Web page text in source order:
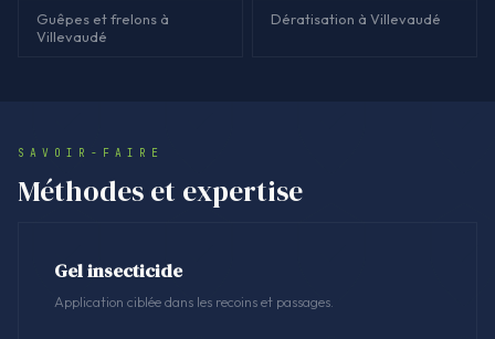
Guêpes et frelons à
Villevaudé
Dératisation à Villevaudé
SAVOIR-FAIRE
Méthodes et expertise
Gel insecticide
Application ciblée dans les recoins et passages.